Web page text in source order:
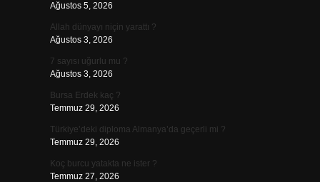
Ağustos 5, 2026
Allah dünyayı niçin yarattı ?
Ağustos 3, 2026
7 sayısı uğurlu mu ?
Ağustos 3, 2026
Bursa Erdek kaç ?
Temmuz 29, 2026
Türkiye’deki diploma Almanya’da geçerli mi ?
Temmuz 29, 2026
Koç burcu yatakta ne ister ?
Temmuz 27, 2026